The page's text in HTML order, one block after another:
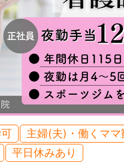
主婦(夫)・働くママ
平日休みあり